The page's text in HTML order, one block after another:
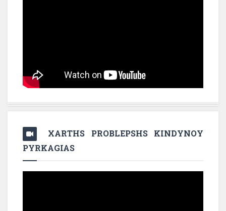
XARTHS PROBLEPSHS KINDYNOY
PYRKAGIAS